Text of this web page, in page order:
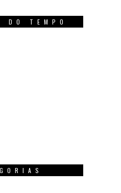
DO TEMPO